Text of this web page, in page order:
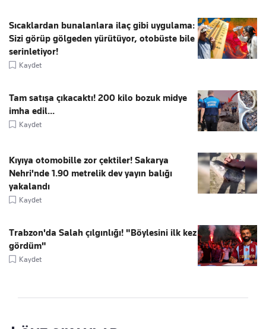
Sıcaklardan bunalanlara ilaç gibi uygulama:
Sizi görüp gölgeden yürütüyor, otobüste bile
serinletiyor!
Kaydet
Tam satışa çıkacaktı! 200 kilo bozuk midye
imha edil...
Kaydet
Kıyıya otomobille zor çektiler! Sakarya
Nehri'nde 1.90 metrelik dev yayın balığı
yakalandı
Kaydet
Trabzon'da Salah çılgınlığı! "Böylesini ilk kez
gördüm"
Kaydet